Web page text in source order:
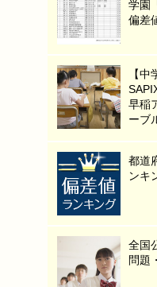
学園
偏差
【中
早稲
ーブ
都道
ンキ
全国
問題